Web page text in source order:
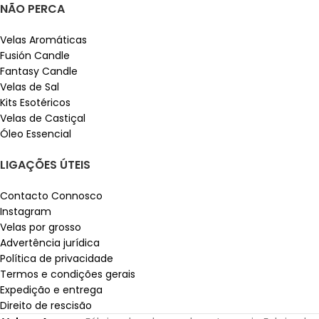
NÃO PERCA
Velas Aromáticas
Fusión Candle
Fantasy Candle
Velas de Sal
Kits Esotéricos
Velas de Castiçal
Óleo Essencial
LIGAÇÕES ÚTEIS
Contacto Connosco
Instagram
Velas por grosso
Advertência jurídica
Política de privacidade
Termos e condições gerais
Expedição e entrega
Direito de rescisão